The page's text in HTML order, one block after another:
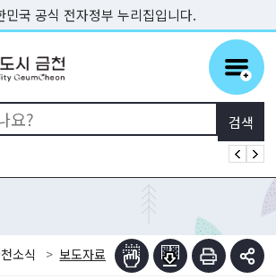
본문 바로가기
민국 공식 전자정부 누리집입니다.
소식 보도자료